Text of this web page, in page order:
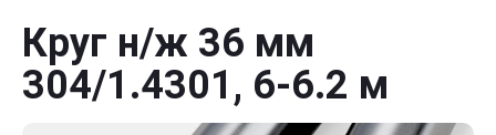
Круг н/ж 36 мм
304/1.4301, 6-6.2 м